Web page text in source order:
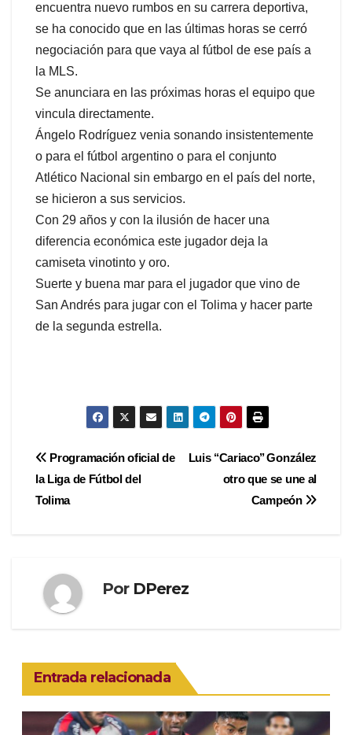
encuentra nuevo rumbos en su carrera deportiva,
se ha conocido que en las últimas horas se cerró
negociación para que vaya al fútbol de ese país a
la MLS.
Se anunciara en las próximas horas el equipo que
vincula directamente.
Ángelo Rodríguez venia sonando insistentemente
o para el fútbol argentino o para el conjunto
Atlético Nacional sin embargo en el país del norte,
se hicieron a sus servicios.
Con 29 años y con la ilusión de hacer una
diferencia económica este jugador deja la
camiseta vinotinto y oro.
Suerte y buena mar para el jugador que vino de
San Andrés para jugar con el Tolima y hacer parte
de la segunda estrella.
Navegación
de
Luis ‘‘Cariaco’’ González
otro que se une al
Campeón
Programación oficial de
la Liga de Fútbol del
Tolima
Por DPerez
Entrada relacionada